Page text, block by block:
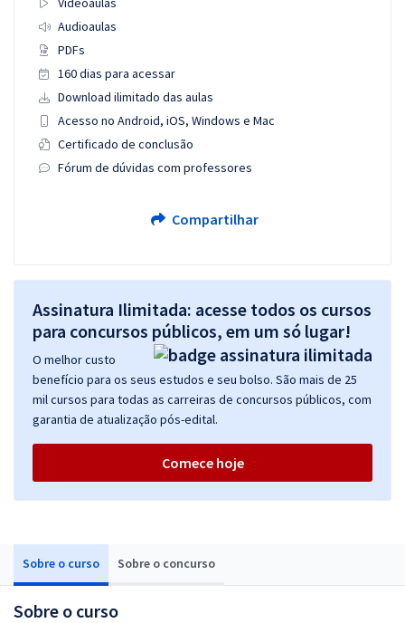
Sobre o curso Sobre o concurso
Sobre o curso
Audioaulas
PDFs
160 dias para acessar
Download ilimitado das aulas
Acesso no Android, iOS, Windows e Mac
Certificado de conclusão
Fórum de dúvidas com professores
Compartilhar
Assinatura Ilimitada: acesse todos os cursos
para concursos públicos, em um só lugar!
O melhor custo
benefício para os seus estudos e seu bolso. São mais de 25
mil cursos para todas as carreiras de concursos públicos, com
garantia de atualização pós-edital.
Comece hoje